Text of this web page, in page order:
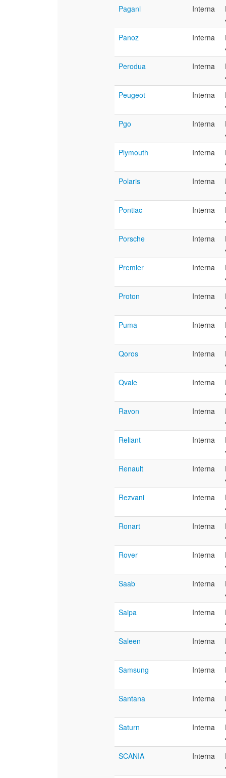
Pagani
Interna
Panoz
Interna
Perodua
Interna
Peugeot
Interna
Pgo
Interna
Plymouth
Interna
Polaris
Interna
Pontiac
Interna
Porsche
Interna
Premier
Interna
Proton
Interna
Puma
Interna
Qoros
Interna
Qvale
Interna
Ravon
Interna
Reliant
Interna
Renault
Interna
Rezvani
Interna
Ronart
Interna
Rover
Interna
Saab
Interna
Saipa
Interna
Saleen
Interna
Samsung
Interna
Santana
Interna
Saturn
Interna
SCANIA
Interna